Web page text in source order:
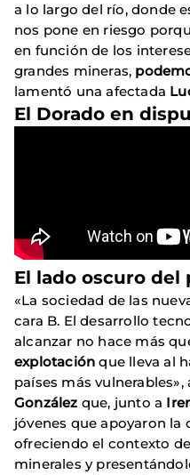
a lo largo del río, donde
nos pone en riesgo
en función de los
grandes mineras,
lamentó una afectada
El Dorado en
El lado oscuro del
«La sociedad de las
cara B. El desarrollo
alcanzar no hace más
explotación que lleva al
países más
González que, junto a
jóvenes que apoyaron
ofreciendo el contexto
minerales y